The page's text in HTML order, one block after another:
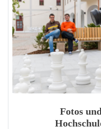
Fotos